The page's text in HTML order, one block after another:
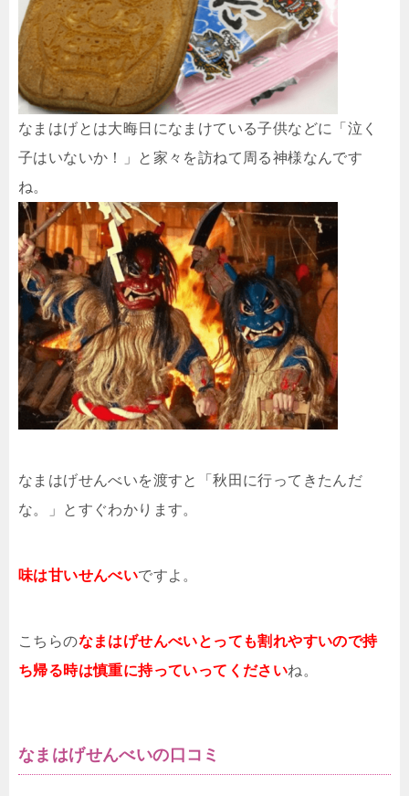
なまはげとは大晦日になまけている子供などに「泣く
子はいないか！」と家々を訪ねて周る神様なんです
ね。
なまはげせんべいを渡すと「秋田に行ってきたんだ
な。」とすぐわかります。
味は甘いせんべいですよ。
こちらのなまはげせんべいとっても割れやすいので持
ち帰る時は慎重に持っていってくださいね。
なまはげせんべいの口コミ